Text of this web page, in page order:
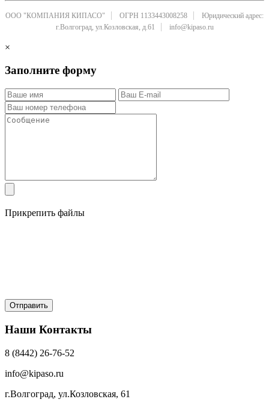
ООО "КОМПАНИЯ КИПАСО" ОГРН 1133443008258
Юридический адрес:
г.Волгоград, ул.Козловская, д.61
info@kipaso.ru
×
Заполните форму
Прикрепить файлы
Наши Контакты
8 (8442) 26-76-52
info@kipaso.ru
г.Волгоград, ул.Козловская, 61